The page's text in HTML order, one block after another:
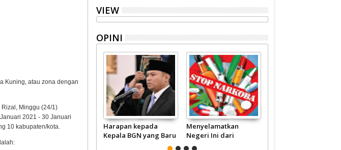
Kuning, atau zona dengan
Minggu (24/1)
2021 - 30 Januari
10 kabupaten/kota.
VIEW
OPINI
Harapan kepada
Kepala BGN yang Baru
Menyelamatkan
Negeri Ini dari
Narkoba